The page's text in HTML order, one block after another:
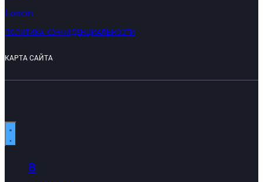
Loncin
ПОЛИТИКА КОНФИДЕНЦИАЛЬНОСТИ
КАРТА САЙТА
В